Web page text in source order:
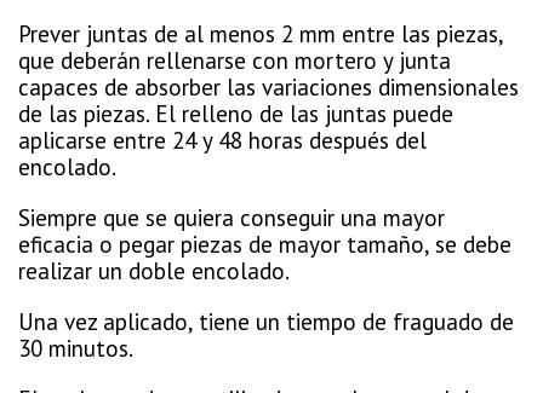
Prever juntas de al menos 2 mm entre las piezas,
que deberán rellenarse con mortero y junta
capaces de absorber las variaciones dimensionales
de las piezas. El relleno de las juntas puede
aplicarse entre 24 y 48 horas después del
encolado.
Siempre que se quiera conseguir una mayor
eficacia o pegar piezas de mayor tamaño, se debe
realizar un doble encolado.
Una vez aplicado, tiene un tiempo de fraguado de
30 minutos.